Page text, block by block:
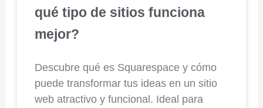
qué tipo de sitios funciona
mejor?
Descubre qué es Squarespace y cómo
puede transformar tus ideas en un sitio
web atractivo y funcional. Ideal para